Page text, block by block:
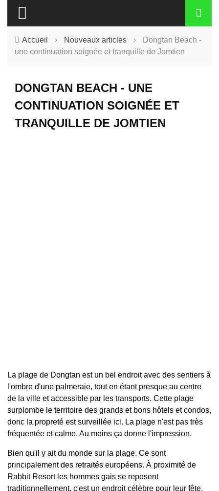
Accueil › Nouveaux articles ›
Dongtan Beach -
une continuation soignée et tranquille de Jomtien
DONGTAN BEACH - UNE
CONTINUATION SOIGNÉE ET
TRANQUILLE DE JOMTIEN
La plage de Dongtan est un bel endroit avec des sentiers à
l'ombre d'une palmeraie, tout en étant presque au centre
de la ville et accessible par les transports. Cette plage
surplombe le territoire des grands et bons hôtels et condos,
donc la propreté est surveillée ici. La plage n'est pas très
fréquentée et calme. Au moins ça donne l'impression.
Bien qu'il y ait du monde sur la plage. Ce sont
principalement des retraités européens. À proximité de
Rabbit Resort les hommes gais se reposent
traditionnellement, c'est un endroit célèbre pour leur fête.